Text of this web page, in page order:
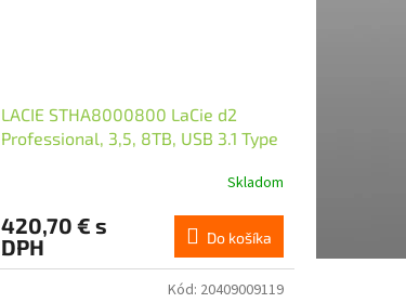
LACIE STHA8000800 LaCie d2
Professional, 3,5, 8TB, USB 3.1 Type
Skladom
420,70 € s
DPH
Do košíka
Kód: 20409009119